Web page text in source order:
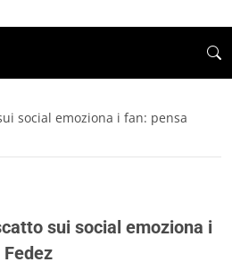
social emoziona i fan: pensa
sui social emoziona i